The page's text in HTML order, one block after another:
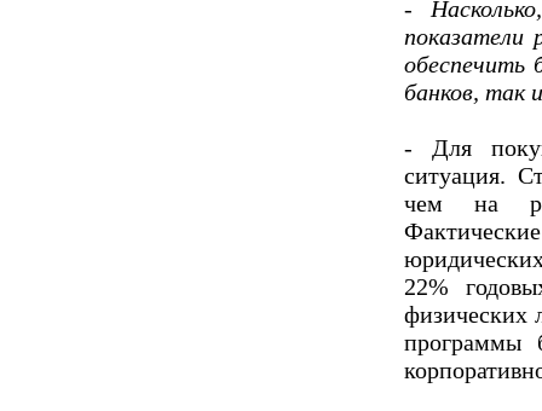
-
показатели
обеспечить
банков, так
- Для
ситуация.
чем на
22%
физических
программы